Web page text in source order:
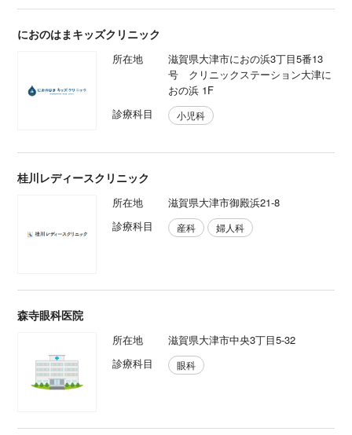
におのはまキッズクリニック
所在地
滋賀県大津市におの浜3丁目5番13
号 クリニックステーション大津に
おの浜 1F
診療科目
小児科
桂川レディースクリニック
所在地
滋賀県大津市御殿浜21-8
診療科目
産科 婦人科
森寺眼科医院
所在地
滋賀県大津市中央3丁目5-32
診療科目
眼科